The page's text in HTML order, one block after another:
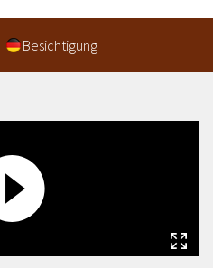
Besichtigung